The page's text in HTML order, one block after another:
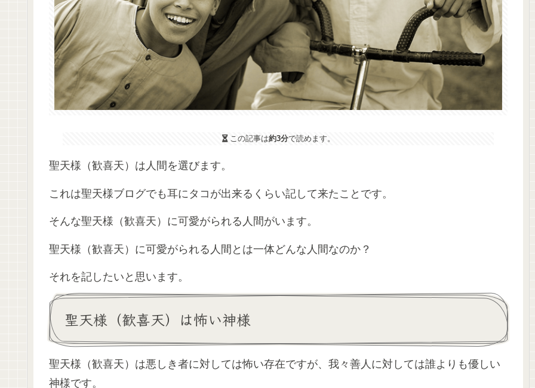
この記事は約3分で読めます。
聖天様（歓喜天）は人間を選びます。
これは聖天様ブログでも耳にタコが出来るくらい記して来たことです。
そんな聖天様（歓喜天）に可愛がられる人間がいます。
聖天様（歓喜天）に可愛がられる人間とは一体どんな人間なのか？
それを記したいと思います。
聖天様（歓喜天）は怖い神様
聖天様（歓喜天）は悪しき者に対しては怖い存在ですが、我々善人に対しては誰よりも優しい
神様です。